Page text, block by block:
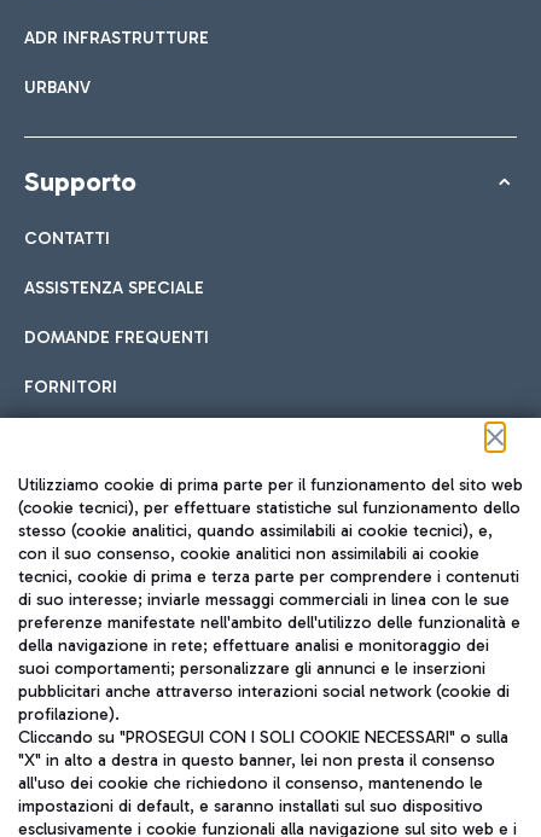
ADR INFRASTRUTTURE
URBANV
Supporto
CONTATTI
ASSISTENZA SPECIALE
DOMANDE FREQUENTI
FORNITORI
Seguici sui social
TRAVEL JOURNAL
ITA
Utilizziamo cookie di prima parte per il funzionamento del sito web
(cookie tecnici), per effettuare statistiche sul funzionamento dello
stesso (cookie analitici, quando assimilabili ai cookie tecnici), e,
con il suo consenso, cookie analitici non assimilabili ai cookie
tecnici, cookie di prima e terza parte per comprendere i contenuti
di suo interesse; inviarle messaggi commerciali in linea con le sue
preferenze manifestate nell'ambito dell'utilizzo delle funzionalità e
della navigazione in rete; effettuare analisi e monitoraggio dei
suoi comportamenti; personalizzare gli annunci e le inserzioni
pubblicitari anche attraverso interazioni social network (cookie di
profilazione).
Cliccando su "PROSEGUI CON I SOLI COOKIE NECESSARI" o sulla
"X" in alto a destra in questo banner, lei non presta il consenso
all'uso dei cookie che richiedono il consenso, mantenendo le
impostazioni di default, e saranno installati sul suo dispositivo
esclusivamente i cookie funzionali alla navigazione sul sito web e i